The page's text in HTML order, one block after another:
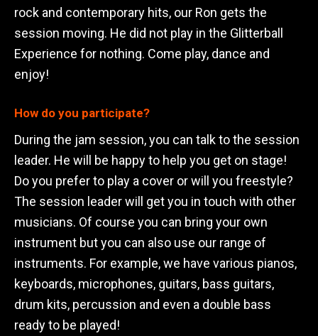
rock and contemporary hits, our Ron gets the
session moving. He did not play in the Glitterball
Experience for nothing. Come play, dance and
enjoy!
How do you participate?
During the jam session, you can talk to the session
leader. He will be happy to help you get on stage!
Do you prefer to play a cover or will you freestyle?
The session leader will get you in touch with other
musicians. Of course you can bring your own
instrument but you can also use our range of
instruments. For example, we have various pianos,
keyboards, microphones, guitars, bass guitars,
drum kits, percussion and even a double bass
ready to be played!